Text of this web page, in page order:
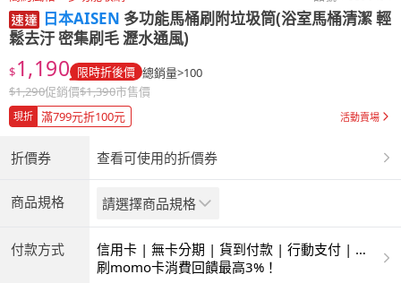
日本AISEN 多功能馬桶刷附垃圾筒(浴室馬桶清潔 輕
鬆去汙 密集刷毛 瀝水通風)
$1,190 限時折後價 總銷量>100
$1,290促銷價$1,390市售價
現折 滿799元折100元 活動賣場
折價券 查看可使用的折價券
商品規格 請選擇商品規格
付款方式
信用卡 | 無卡分期 | 貨到付款 | 行動支付 | 超
商付款 | ATM | 銀聯卡
刷momo卡消費回饋最高3%！